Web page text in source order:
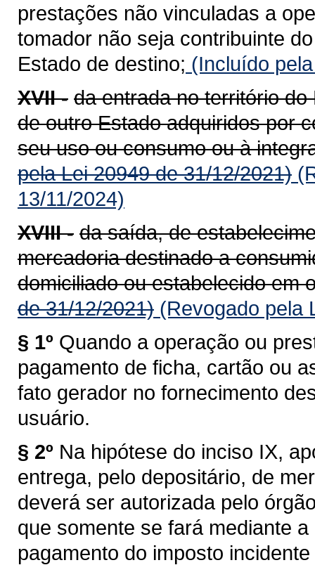
prestações não vinculadas a
tomador não seja contribuinte
Estado de destino; (Incluído
XVII - da entrada no território
de outro Estado adquiridos por
seu uso ou consumo ou à
pela Lei 20949 de 31/12/2021)
13/11/2024)
XVIII - da saída, de
mercadoria destinado a
domiciliado ou estabelecido em
de 31/12/2021) (Revogado pela
§ 1º Quando a operação ou
pagamento de ficha, cartão ou
fato gerador no fornecimento
usuário.
§ 2º Na hipótese do inciso IX,
entrega, pelo depositário, de
deverá ser autorizada pelo
que somente se fará mediante
pagamento do imposto